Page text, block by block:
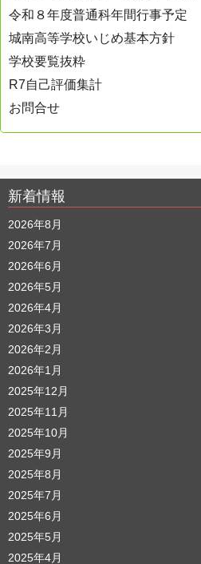
令和８年度普通科年間行事予定
城南高等学校いじめ基本方針
学校要覧抜粋
R7自己評価集計
お問合せ
新着情報
2026年8月
2026年7月
2026年6月
2026年5月
2026年4月
2026年3月
2026年2月
2026年1月
2025年12月
2025年11月
2025年10月
2025年9月
2025年8月
2025年7月
2025年6月
2025年5月
2025年4月